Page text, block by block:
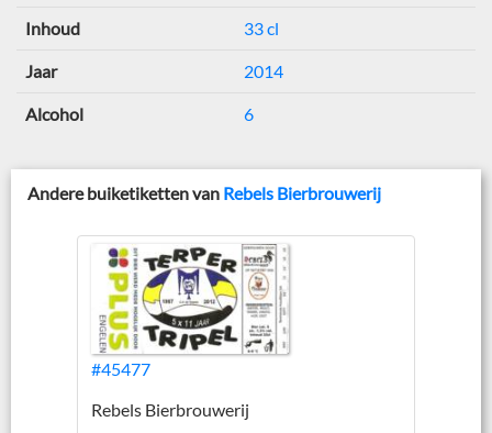
Inhoud 33 cl
Jaar 2014
Alcohol 6
Andere buiketiketten van Rebels Bierbrouwerij
#45477
Rebels Bierbrouwerij